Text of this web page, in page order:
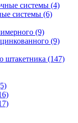
системы (4)
системы (6)
(9)
(9)
штакетника (147)